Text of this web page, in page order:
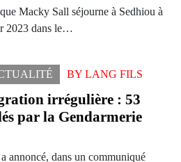
Macky Sall séjourne à Sedhiou à
2023 dans le…
BY LANG FILS
irrégulière : 53
par la Gendarmerie
annoncé, dans un communiqué